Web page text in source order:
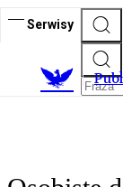
Serwisy